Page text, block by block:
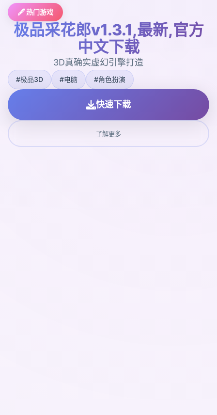
🖋️ 热门游戏
极品采花郎v1.3.1,最新,官方
中文下载
3D真确实虚幻引擎打造
#极品3D #电脑 #角色扮演
快速下载
了解更多